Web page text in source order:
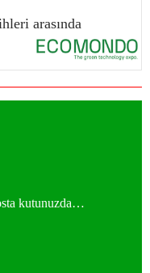
arasında
kutunuzda…